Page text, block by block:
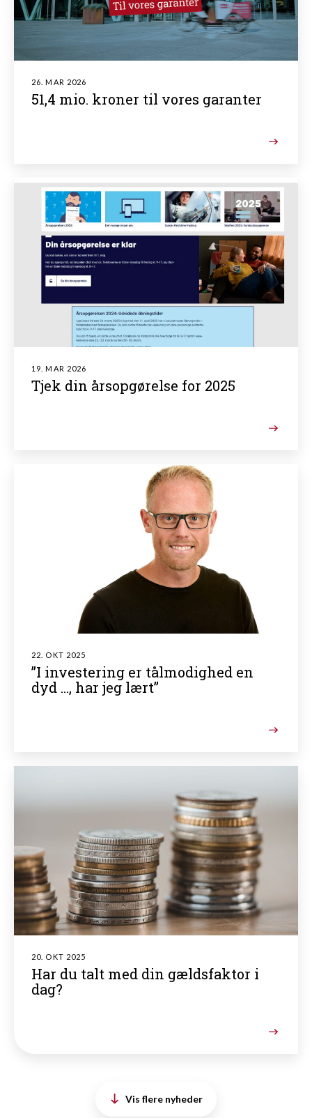
26. MAR 2026
51,4 mio. kroner til vores garanter
19. MAR 2026
Tjek din årsopgørelse for 2025
22. OKT 2025
”I investering er tålmodighed en
dyd …, har jeg lært”
20. OKT 2025
Har du talt med din gældsfaktor i
dag?
Vis flere nyheder